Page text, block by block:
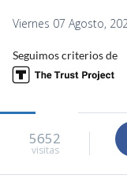
Viernes 07 Agosto,
Seguimos criterios de
5652
visitas